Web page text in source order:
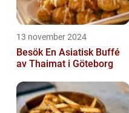
13 november 2024
Besök En Asiatisk Buffé
av Thaimat i Göteborg